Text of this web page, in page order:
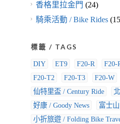
香格里拉金門 (24)
騎乘活動 / Bike Rides
標籤 / TAGS
DIY ET9 F20-R F20-
F20-T2
F20-T3 F20-W
仙特里盃 / Century Ride
好康 / Goody News
富士
小折旅遊 / Folding Bike